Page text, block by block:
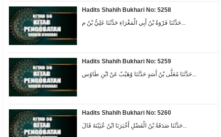
Hadits Shahih Bukhari No: 5258
حَدَّثَنَا فَرْوَةُ بْنُ أَبِي الْمَغْرَاءِ حَدَّثَنَا عَلِيُّ بْنُ م...
Hadits Shahih Bukhari No: 5259
حَدَّثَنَا مُعَلَّى بْنُ أَسَدٍ حَدَّثَنَا وُهَيْبٌ عَنْ ابْنِ طَاوُس...
Hadits Shahih Bukhari No: 5260
حَدَّثَنَا صَدَقَةُ بْنُ الْفَضْلِ أَخْبَرَنَا ابْنُ عُيَيْنَةَ قَالَ...